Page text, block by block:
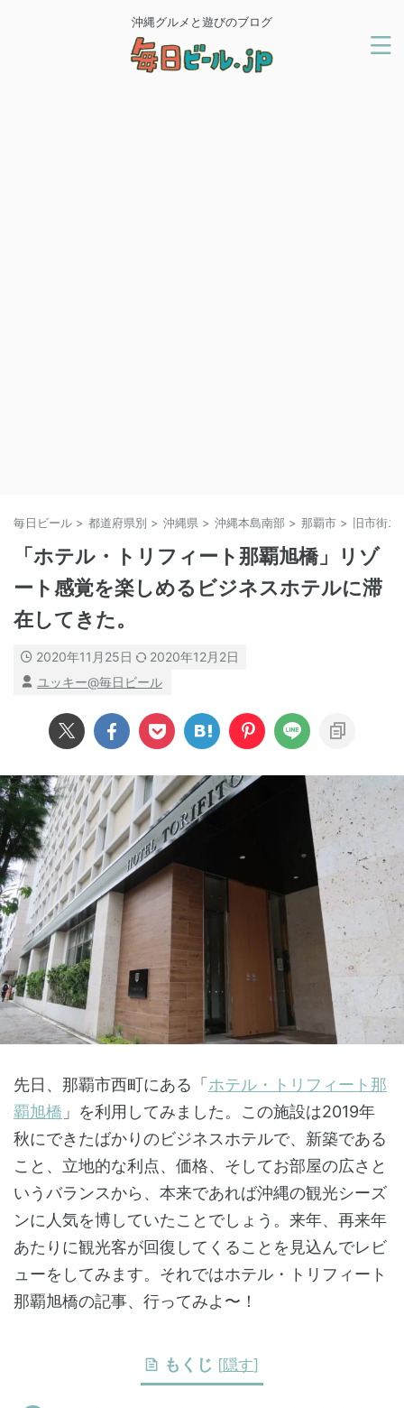
沖縄グルメと遊びのブログ
毎日ビール > 都道府県別 > 沖縄県 > 沖縄本島南部 > 那覇市 > 旧市街エ
「ホテル・トリフィート那覇旭橋」リゾ
ート感覚を楽しめるビジネスホテルに滞
在してきた。
2020年11月25日
2020年12月2日
ユッキー@毎日ビール
先日、那覇市西町にある「 ホテル・トリフィート那
覇旭橋 」を利用してみました。この施設は2019年
秋にできたばかりのビジネスホテルで、新築である
こと、立地的な利点、価格、そしてお部屋の広さと
いうバランスから、本来であれば沖縄の観光シーズ
ンに人気を博していたことでしょう。来年、再来年
あたりに観光客が回復してくることを見込んでレビ
ューをしてみます。それではホテル・トリフィート
那覇旭橋の記事、行ってみよ〜！
もくじ [隠す]